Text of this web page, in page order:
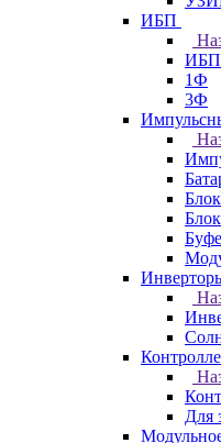
ИБП
ИБП
1Ф
3Ф
Для